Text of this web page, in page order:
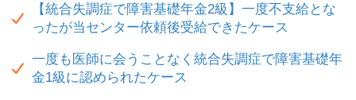
【統合失調症で障害基礎年金2級】一度不支給とな
ったが当センター依頼後受給できたケース
一度も医師に会うことなく統合失調症で障害基礎年
金1級に認められたケース